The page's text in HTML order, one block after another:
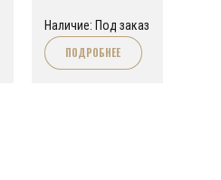
Наличие: Под заказ
ПОДРОБНЕЕ